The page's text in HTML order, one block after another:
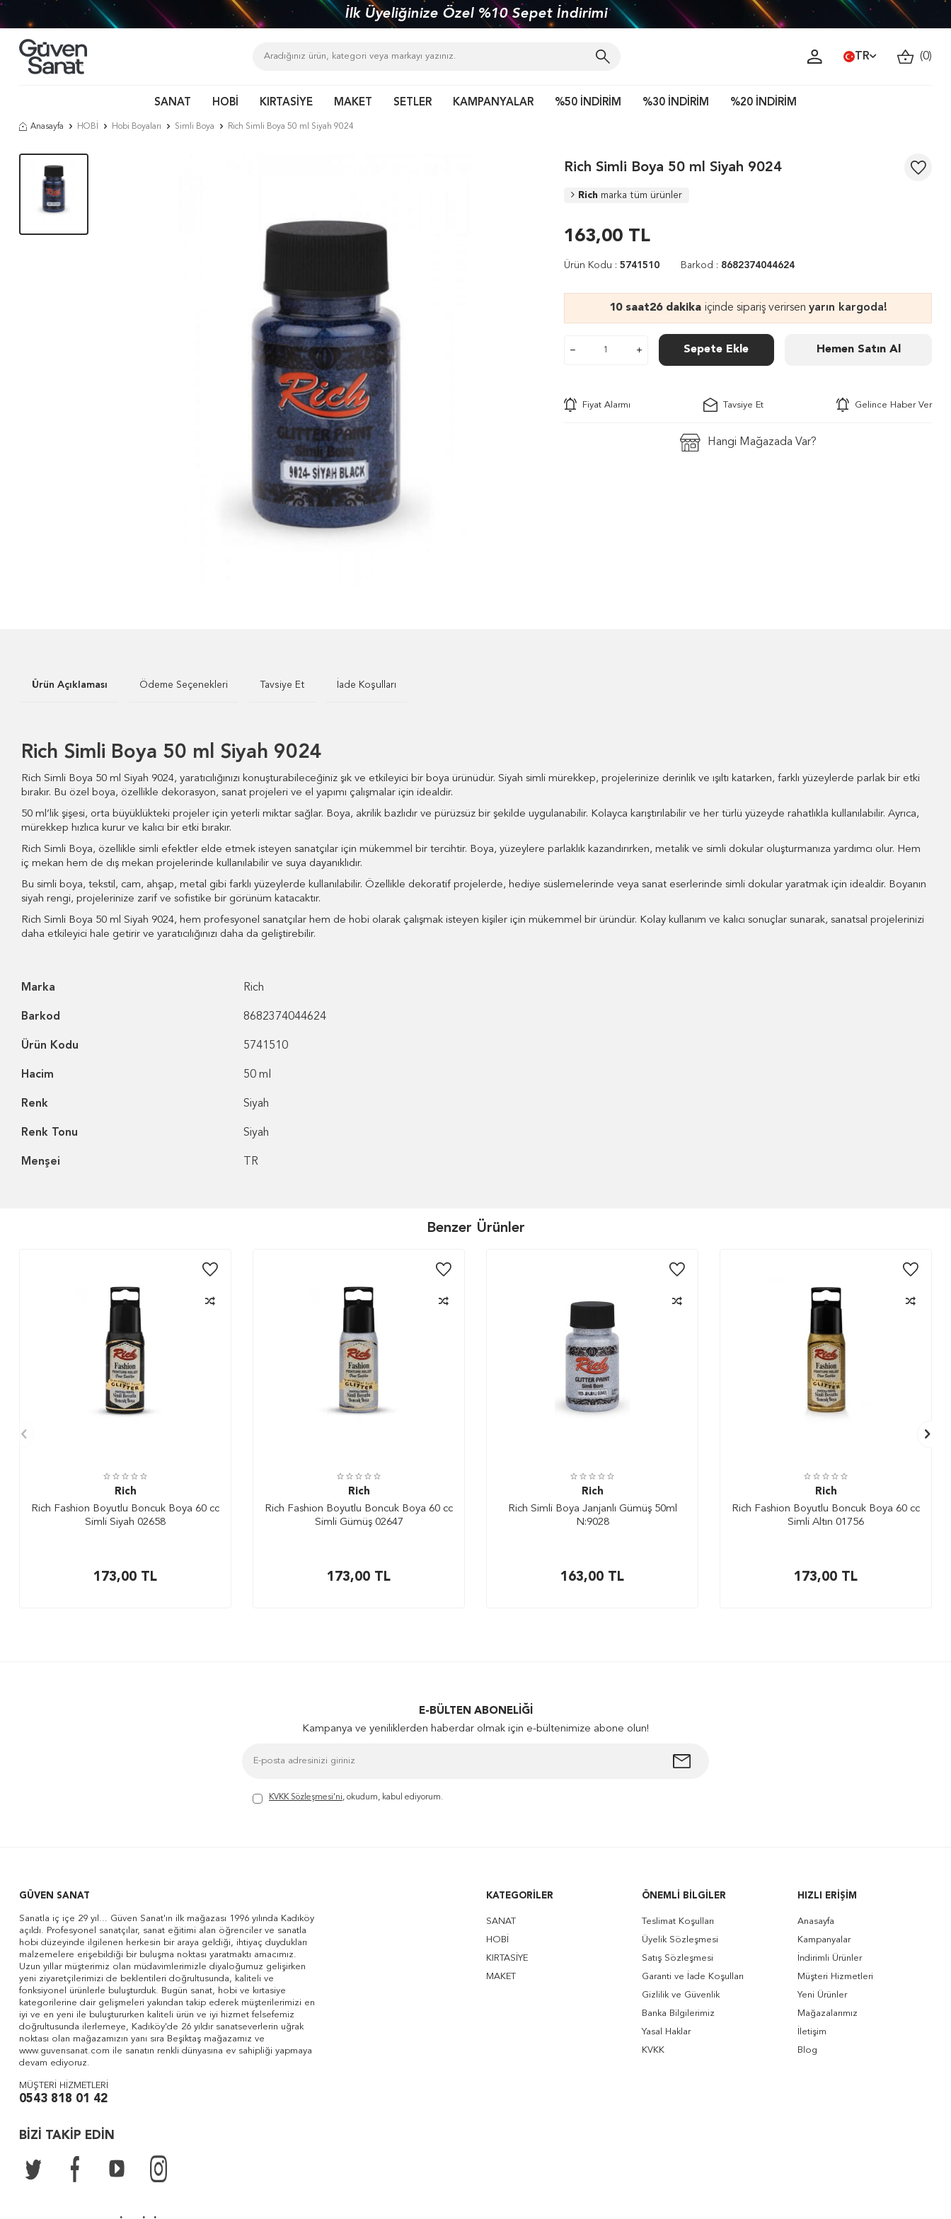
İlk Üyeliğinize Özel %10 Sepet İndirimi
TR (0)
SANAT HOBİ KIRTASİYE MAKET SETLER KAMPANYALAR %50 İNDİRİM %30 İNDİRİM %20 İNDİRİM
Anasayfa HOBİ Hobi Boyaları Simli Boya Rich Simli Boya 50 ml Siyah 9024
Rich Simli Boya 50 ml Siyah 9024
Rich marka tüm ürünler
163,00 TL
Ürün Kodu : 5741510 Barkod : 8682374044624
10 saat26 dakika içinde sipariş verirsen yarın kargoda!
Sepete Ekle Hemen Satın Al
Fiyat Alarmı Tavsiye Et Gelince Haber Ver
Hangi Mağazada Var?
Ürün Açıklaması Ödeme Seçenekleri Tavsiye Et İade Koşulları
Rich Simli Boya 50 ml Siyah 9024
Rich Simli Boya 50 ml Siyah 9024, yaratıcılığınızı konuşturabileceğiniz şık ve etkileyici bir boya ürünüdür. Siyah simli mürekkep, projelerinize derinlik ve ışıltı katarken, farklı yüzeylerde parlak bir etki
bırakır. Bu özel boya, özellikle dekorasyon, sanat projeleri ve el yapımı çalışmalar için idealdir.
50 ml’lik şişesi, orta büyüklükteki projeler için yeterli miktar sağlar. Boya, akrilik bazlıdır ve pürüzsüz bir şekilde uygulanabilir. Kolayca karıştırılabilir ve her türlü yüzeyde rahatlıkla kullanılabilir. Ayrıca,
mürekkep hızlıca kurur ve kalıcı bir etki bırakır.
Rich Simli Boya, özellikle simli efektler elde etmek isteyen sanatçılar için mükemmel bir tercihtir. Boya, yüzeylere parlaklık kazandırırken, metalik ve simli dokular oluşturmanıza yardımcı olur. Hem
iç mekan hem de dış mekan projelerinde kullanılabilir ve suya dayanıklıdır.
Bu simli boya, tekstil, cam, ahşap, metal gibi farklı yüzeylerde kullanılabilir. Özellikle dekoratif projelerde, hediye süslemelerinde veya sanat eserlerinde simli dokular yaratmak için idealdir. Boyanın
siyah rengi, projelerinize zarif ve sofistike bir görünüm katacaktır.
Rich Simli Boya 50 ml Siyah 9024, hem profesyonel sanatçılar hem de hobi olarak çalışmak isteyen kişiler için mükemmel bir üründür. Kolay kullanım ve kalıcı sonuçlar sunarak, sanatsal projelerinizi
daha etkileyici hale getirir ve yaratıcılığınızı daha da geliştirebilir.
Marka Rich
Barkod 8682374044624
Ürün Kodu 5741510
Hacim 50 ml
Renk Siyah
Renk Tonu Siyah
Menşei TR
Benzer Ürünler
Rich
Rich Fashion Boyutlu Boncuk Boya 60 cc
Simli Siyah 02658
173,00 TL
Rich
Rich Fashion Boyutlu Boncuk Boya 60 cc
Simli Gümüş 02647
173,00 TL
Rich
Rich Simli Boya Janjanlı Gümüş 50ml
N:9028
163,00 TL
Rich
Rich Fashion Boyutlu Boncuk Boya 60 cc
Simli Altın 01756
173,00 TL
E-BÜLTEN ABONELIĞI
Kampanya ve yeniliklerden haberdar olmak için e-bültenimize abone olun!
KVKK Sözleşmesi'ni, okudum, kabul ediyorum.
GÜVEN SANAT
Sanatla iç içe 29 yıl... Güven Sanat'ın ilk mağazası 1996 yılında Kadıköy
açıldı. Profesyonel sanatçılar, sanat eğitimi alan öğrenciler ve sanatla
hobi düzeyinde ilgilenen herkesin bir araya geldiği, ihtiyaç duydukları
malzemelere erişebildiği bir buluşma noktası yaratmaktı amacımız.
Uzun yıllar müşterimiz olan müdavimlerimizle diyaloğumuz gelişirken
yeni ziyaretçilerimizi de beklentileri doğrultusunda, kaliteli ve
fonksiyonel ürünlerle buluşturduk. Bugün sanat, hobi ve kırtasiye
kategorilerine dair gelişmeleri yakından takip ederek müşterilerimizi en
iyi ve en yeni ile buluştururken kaliteli ürün ve iyi hizmet felsefemiz
doğrultusunda ilerlemeye, Kadıköy'de 26 yıldır sanatseverlerin uğrak
noktası olan mağazamızın yanı sıra Beşiktaş mağazamız ve
www.guvensanat.com ile sanatın renkli dünyasına ev sahipliği yapmaya
devam ediyoruz.
MÜŞTERİ HİZMETLERİ
0543 818 01 42
BİZİ TAKİP EDİN
KATEGORILER
SANAT
HOBİ
KIRTASİYE
MAKET
ÖNEMLI BILGILER
Teslimat Koşulları
Üyelik Sözleşmesi
Satış Sözleşmesi
Garanti ve İade Koşulları
Gizlilik ve Güvenlik
Banka Bilgilerimiz
Yasal Haklar
KVKK
HIZLI ERIŞIM
Anasayfa
Kampanyalar
İndirimli Ürünler
Müşteri Hizmetleri
Yeni Ürünler
Mağazalarımız
İletişim
Blog